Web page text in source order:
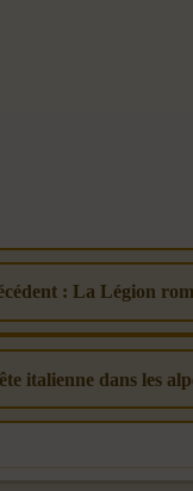
: La Légion
italienne dans les